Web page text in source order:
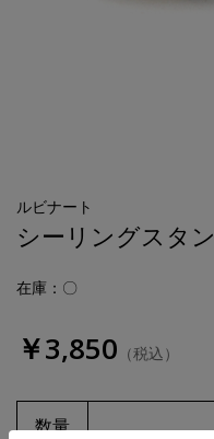
ルビナート
シーリングスタ
在庫：〇
￥3,850 （税込）
数量